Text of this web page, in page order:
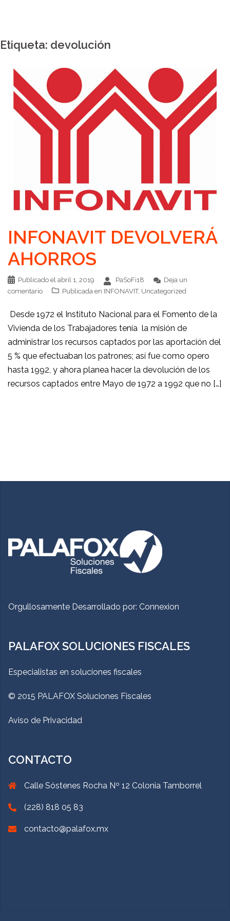
Etiqueta: devolución
INFONAVIT DEVOLVERÁ
AHORROS
Publicado el abril 1, 2019 PaSoFi18
Deja un
comentario
Publicada en INFONAVIT, Uncategorized
Desde 1972 el Instituto Nacional para el Fomento de la
Vivienda de los Trabajadores tenía la misión de
administrar los recursos captados por las aportación del
5 % que efectuaban los patrones; así fue como opero
hasta 1992, y ahora planea hacer la devolución de los
recursos captados entre Mayo de 1972 a 1992 que no […]
Orgullosamente Desarrollado por: Connexion
PALAFOX SOLUCIONES FISCALES
Especialistas en soluciones fiscales
© 2015 PALAFOX Soluciones Fiscales
Aviso de Privacidad
CONTACTO
Calle Sóstenes Rocha Nº 12 Colonia Tamborrel
(228) 818 05 83
contacto@palafox.mx